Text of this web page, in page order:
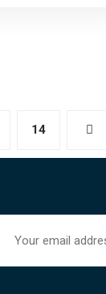
14